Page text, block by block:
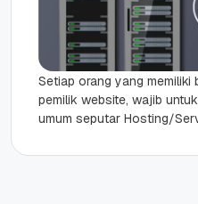
Setiap orang yang memiliki
pemilik website, wajib
umum seputar Hosting/
hosting kepada...